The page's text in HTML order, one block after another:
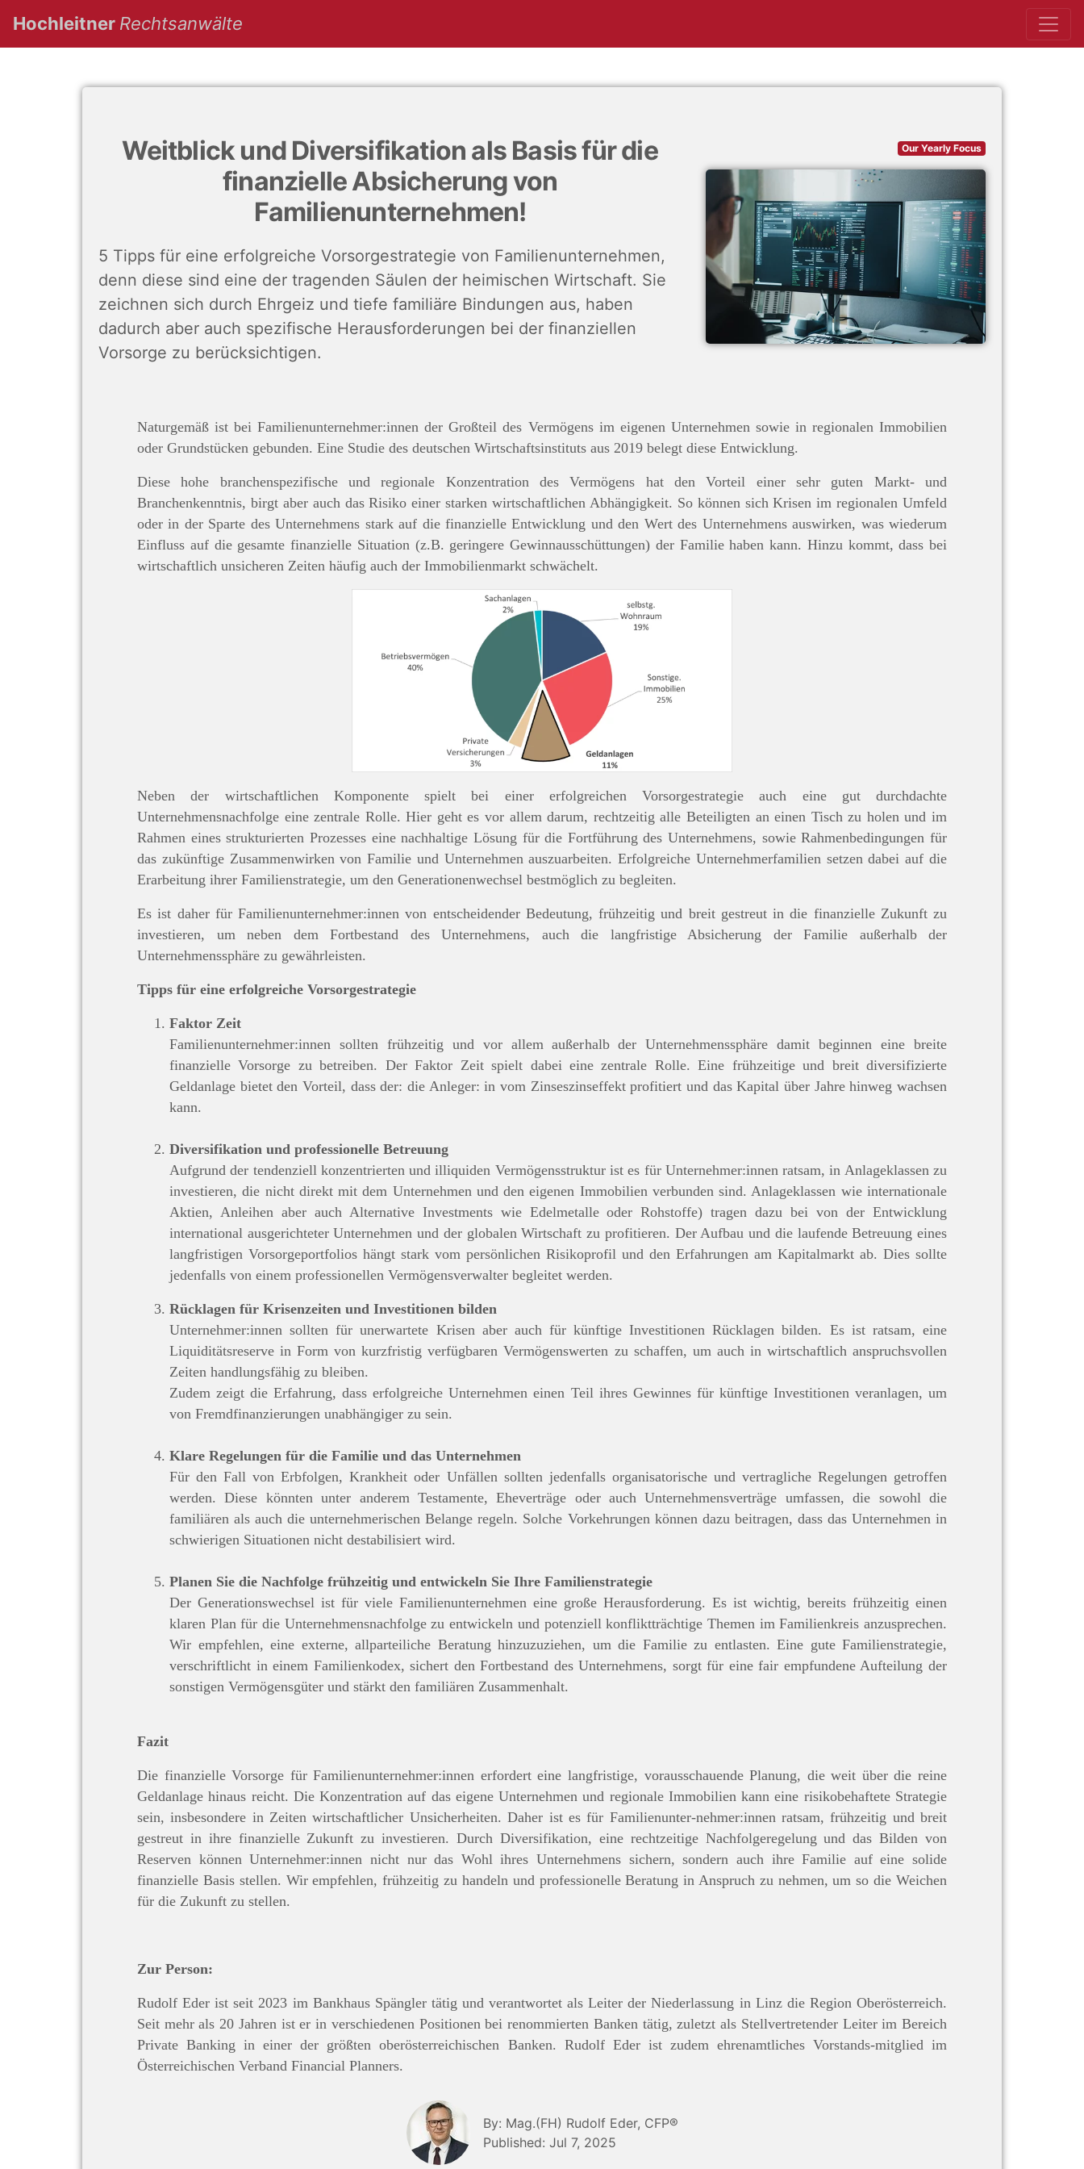
Hochleitner Rechtsanwälte
Weitblick und Diversifikation als Basis für die
finanzielle Absicherung von
Familienunternehmen!
5 Tipps für eine erfolgreiche Vorsorgestrategie von Familienunternehmen,
denn diese sind eine der tragenden Säulen der heimischen Wirtschaft. Sie
zeichnen sich durch Ehrgeiz und tiefe familiäre Bindungen aus, haben
dadurch aber auch spezifische Herausforderungen bei der finanziellen
Vorsorge zu berücksichtigen.
Our Yearly Focus
Naturgemäß ist bei Familienunternehmer:innen der Großteil des Vermögens im eigenen Unternehmen sowie in regionalen Immobilien
oder Grundstücken gebunden. Eine Studie des deutschen Wirtschaftsinstituts aus 2019 belegt diese Entwicklung.
Diese hohe branchenspezifische und regionale Konzentration des Vermögens hat den Vorteil einer sehr guten Markt- und
Branchenkenntnis, birgt aber auch das Risiko einer starken wirtschaftlichen Abhängigkeit. So können sich Krisen im regionalen Umfeld
oder in der Sparte des Unternehmens stark auf die finanzielle Entwicklung und den Wert des Unternehmens auswirken, was wiederum
Einfluss auf die gesamte finanzielle Situation (z.B. geringere Gewinnausschüttungen) der Familie haben kann. Hinzu kommt, dass bei
wirtschaftlich unsicheren Zeiten häufig auch der Immobilienmarkt schwächelt.
Neben der wirtschaftlichen Komponente spielt bei einer erfolgreichen Vorsorgestrategie auch eine gut durchdachte
Unternehmensnachfolge eine zentrale Rolle. Hier geht es vor allem darum, rechtzeitig alle Beteiligten an einen Tisch zu holen und im
Rahmen eines strukturierten Prozesses eine nachhaltige Lösung für die Fortführung des Unternehmens, sowie Rahmenbedingungen für
das zukünftige Zusammenwirken von Familie und Unternehmen auszuarbeiten. Erfolgreiche Unternehmerfamilien setzen dabei auf die
Erarbeitung ihrer Familienstrategie, um den Generationenwechsel bestmöglich zu begleiten.
Es ist daher für Familienunternehmer:innen von entscheidender Bedeutung, frühzeitig und breit gestreut in die finanzielle Zukunft zu
investieren, um neben dem Fortbestand des Unternehmens, auch die langfristige Absicherung der Familie außerhalb der
Unternehmenssphäre zu gewährleisten.
Tipps für eine erfolgreiche Vorsorgestrategie
Faktor Zeit
Familienunternehmer:innen sollten frühzeitig und vor allem außerhalb der Unternehmenssphäre damit beginnen eine breite
finanzielle Vorsorge zu betreiben. Der Faktor Zeit spielt dabei eine zentrale Rolle. Eine frühzeitige und breit diversifizierte
Geldanlage bietet den Vorteil, dass der: die Anleger: in vom Zinseszinseffekt profitiert und das Kapital über Jahre hinweg wachsen
kann.
Diversifikation und professionelle Betreuung
Aufgrund der tendenziell konzentrierten und illiquiden Vermögensstruktur ist es für Unternehmer:innen ratsam, in Anlageklassen zu
investieren, die nicht direkt mit dem Unternehmen und den eigenen Immobilien verbunden sind. Anlageklassen wie internationale
Aktien, Anleihen aber auch Alternative Investments wie Edelmetalle oder Rohstoffe) tragen dazu bei von der Entwicklung
international ausgerichteter Unternehmen und der globalen Wirtschaft zu profitieren. Der Aufbau und die laufende Betreuung eines
langfristigen Vorsorgeportfolios hängt stark vom persönlichen Risikoprofil und den Erfahrungen am Kapitalmarkt ab. Dies sollte
jedenfalls von einem professionellen Vermögensverwalter begleitet werden.
Rücklagen für Krisenzeiten und Investitionen bilden
Unternehmer:innen sollten für unerwartete Krisen aber auch für künftige Investitionen Rücklagen bilden. Es ist ratsam, eine
Liquiditätsreserve in Form von kurzfristig verfügbaren Vermögenswerten zu schaffen, um auch in wirtschaftlich anspruchsvollen
Zeiten handlungsfähig zu bleiben.
Zudem zeigt die Erfahrung, dass erfolgreiche Unternehmen einen Teil ihres Gewinnes für künftige Investitionen veranlagen, um
von Fremdfinanzierungen unabhängiger zu sein.
Klare Regelungen für die Familie und das Unternehmen
Für den Fall von Erbfolgen, Krankheit oder Unfällen sollten jedenfalls organisatorische und vertragliche Regelungen getroffen
werden. Diese könnten unter anderem Testamente, Eheverträge oder auch Unternehmensverträge umfassen, die sowohl die
familiären als auch die unternehmerischen Belange regeln. Solche Vorkehrungen können dazu beitragen, dass das Unternehmen in
schwierigen Situationen nicht destabilisiert wird.
Planen Sie die Nachfolge frühzeitig und entwickeln Sie Ihre Familienstrategie
Der Generationswechsel ist für viele Familienunternehmen eine große Herausforderung. Es ist wichtig, bereits frühzeitig einen
klaren Plan für die Unternehmensnachfolge zu entwickeln und potenziell konfliktträchtige Themen im Familienkreis anzusprechen.
Wir empfehlen, eine externe, allparteiliche Beratung hinzuzuziehen, um die Familie zu entlasten. Eine gute Familienstrategie,
verschriftlicht in einem Familienkodex, sichert den Fortbestand des Unternehmens, sorgt für eine fair empfundene Aufteilung der
sonstigen Vermögensgüter und stärkt den familiären Zusammenhalt.
Fazit
Die finanzielle Vorsorge für Familienunternehmer:innen erfordert eine langfristige, vorausschauende Planung, die weit über die reine
Geldanlage hinaus reicht. Die Konzentration auf das eigene Unternehmen und regionale Immobilien kann eine risikobehaftete Strategie
sein, insbesondere in Zeiten wirtschaftlicher Unsicherheiten. Daher ist es für Familienunter-nehmer:innen ratsam, frühzeitig und breit
gestreut in ihre finanzielle Zukunft zu investieren. Durch Diversifikation, eine rechtzeitige Nachfolgeregelung und das Bilden von
Reserven können Unternehmer:innen nicht nur das Wohl ihres Unternehmens sichern, sondern auch ihre Familie auf eine solide
finanzielle Basis stellen. Wir empfehlen, frühzeitig zu handeln und professionelle Beratung in Anspruch zu nehmen, um so die Weichen
für die Zukunft zu stellen.
Zur Person:
Rudolf Eder ist seit 2023 im Bankhaus Spängler tätig und verantwortet als Leiter der Niederlassung in Linz die Region Oberösterreich.
Seit mehr als 20 Jahren ist er in verschiedenen Positionen bei renommierten Banken tätig, zuletzt als Stellvertretender Leiter im Bereich
Private Banking in einer der größten oberösterreichischen Banken. Rudolf Eder ist zudem ehrenamtliches Vorstands-mitglied im
Österreichischen Verband Financial Planners.
By: Mag.(FH) Rudolf Eder, CFP®
Published: Jul 7, 2025